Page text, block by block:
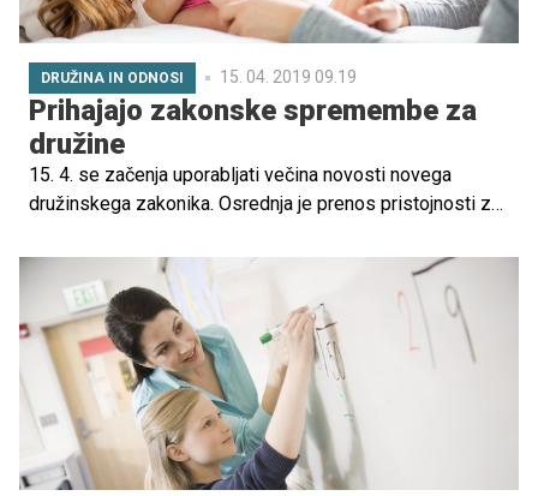
DRUŽINA IN ODNOSI 15. 04. 2019 09.19
Prihajajo zakonske spremembe za
družine
15. 4. se začenja uporabljati večina novosti novega
družinskega zakonika. Osrednja je prenos pristojnosti za
socialno delo na sodišča. Zakonik med drugim prinaša
prenovljene določbe o starševski skrbi, svetovanju
parom v težavah in skupnem starševstvu v primeru
razveze.